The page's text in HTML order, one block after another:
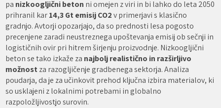
pa nizkoogljični beton ni omejen z viri in bi lahko do leta 2050
prihranil kar14,3 Gt emisij CO2v primerjavi s klasično
gradnjo. Avtorji opozarjajo, da so prednosti lesa pogosto
precenjene zaradi neustreznega upoštevanja emisij ob sečnji in
logističnih ovir pri hitrem širjenju proizvodnje. Nizkoogljični
beton se tako izkaže za najbolj realistično in razširljivo
možnostza razogljičenje gradbenega sektorja. Analiza
poudarja, da je za učinkovit prehod ključna izbira materialov, ki
so usklajeni z lokalnimi potrebami in globalno
razpoložljivostjo surovin.